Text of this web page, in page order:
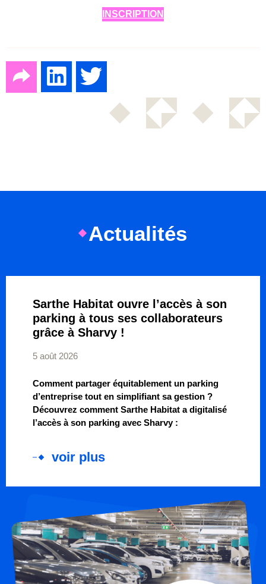
INSCRIPTION
Actualités
Sarthe Habitat ouvre l’accès à son
parking à tous ses collaborateurs
grâce à Sharvy !
5 août 2026
Comment partager équitablement un parking
d’entreprise tout en simplifiant sa gestion ?
Découvrez comment Sarthe Habitat a digitalisé
l’accès à son parking avec Sharvy :
voir plus